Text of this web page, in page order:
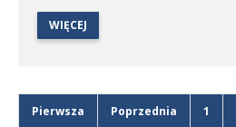
WIĘCEJ
Pierwsza Poprzednia 1